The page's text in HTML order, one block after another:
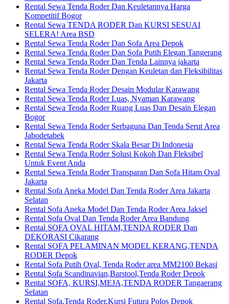
Rental Sewa Tenda Roder Dan Keuletannya Harga
Kompetitif Bogor
Rental Sewa TENDA RODER Dan KURSI SESUAI
SELERA! Area BSD
Rental Sewa Tenda Roder Dan Sofa Area Depok
Rental Sewa Tenda Roder Dan Sofa Putih Elegan Tangerang
Rental Sewa Tenda Roder Dan Tenda Lainnya jakarta
Rental Sewa Tenda Roder Dengan Keuletan dan Fleksibilitas
Jakarta
Rental Sewa Tenda Roder Desain Modular Karawang
Rental Sewa Tenda Roder Luas, Nyaman Karawang
Rental Sewa Tenda Roder Ruang Luas Dan Desain Elegan
Bogor
Rental Sewa Tenda Roder Serbaguna Dan Tenda Serut Area
Jabodetabek
Rental Sewa Tenda Roder Skala Besar Di Indonesia
Rental Sewa Tenda Roder Solusi Kokoh Dan Fleksibel
Untuk Event Anda
Rental Sewa Tenda Roder Transparan Dan Sofa Hitam Oval
Jakarta
Rental Sofa Aneka Model Dan Tenda Roder Area Jakarta
Selatan
Rental Sofa Aneka Model Dan Tenda Roder Area Jaksel
Rental Sofa Oval Dan Tenda Roder Area Bandung
Rental SOFA OVAL HITAM,TENDA RODER Dan
DEKORASI Cikarang
Rental SOFA PELAMINAN MODEL KERANG,TENDA
RODER Depok
Rental Sofa Putih Oval, Tenda Roder area MM2100 Bekasi
Rental Sofa Scandinavian,Barstool,Tenda Roder Depok
Rental SOFA, KURSI,MEJA,TENDA RODER Tangaerang
Selatan
Rental Sofa,Tenda Roder,Kursi Futura Polos Depok